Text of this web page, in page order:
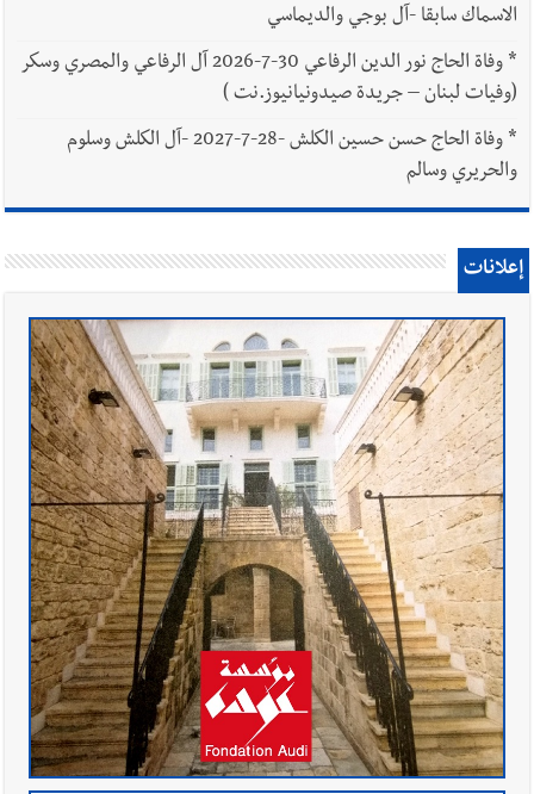
الاسماك سابقا -آل بوجي والديماسي
*
وفاة الحاج نور الدين الرفاعي 30-7-2026 آل الرفاعي والمصري وسكر
(وفيات لبنان – جريدة صيدونيانيوز.نت )
*
وفاة الحاج حسن حسين الكلش -28-7-2027 -آل الكلش وسلوم
والحريري وسالم
إعلانات